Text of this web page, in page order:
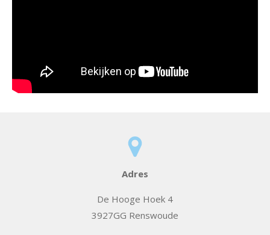
Adres
De Hooge Hoek 4
3927GG Renswoude